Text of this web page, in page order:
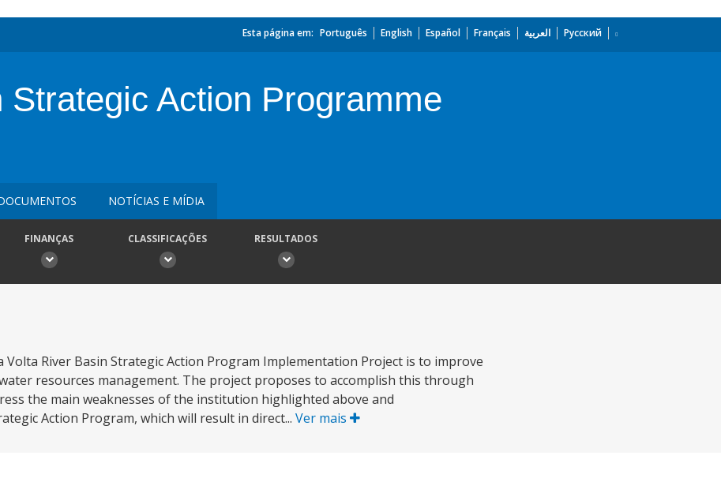
Esta página em: Português English Español Français العربية Русский
Action Programme
NOTÍCIAS E MÍDIA
FINANÇAS CLASSIFICAÇÕES RESULTADOS
River Basin Strategic Action Program Implementation Project is to improve
resources management. The project proposes to accomplish this through
the main weaknesses of the institution highlighted above and
Action Program, which will result in direct... Ver mais